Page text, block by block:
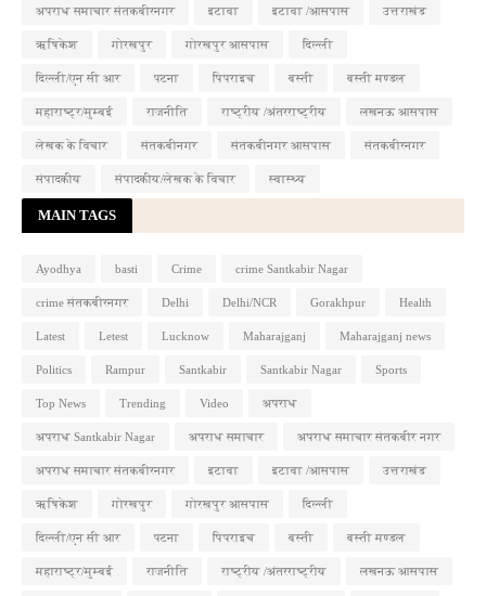
अपराध समाचार संतकबीरनगर इटावा इटावा /आसपास उत्तराखंड
ऋषिकेश गोरखपुर गोरखपुर आसपास दिल्ली
दिल्ली/एन सी आर पटना पिपराइच बस्ती बस्ती मण्डल
महाराष्ट्र/मुम्बई राजनीति राष्ट्रीय /अंतरराष्ट्रीय लखनऊ आसपास
लेखक के विचार संतकबीनगर संतकबीनगर आसपास संतकबीरनगर
संपादकीय संपादकीय/लेखक के विचार स्वास्थ्य
MAIN TAGS
Ayodhya basti Crime crime Santkabir Nagar
crime संतकबीरनगर Delhi Delhi/NCR Gorakhpur Health
Latest Letest Lucknow Maharajganj Maharajganj news
Politics Rampur Santkabir Santkabir Nagar Sports
Top News Trending Video अपराध
अपराध Santkabir Nagar अपराध समाचार अपराध समाचार संतकबीर नगर
अपराध समाचार संतकबीरनगर इटावा इटावा /आसपास उत्तराखंड
ऋषिकेश गोरखपुर गोरखपुर आसपास दिल्ली
दिल्ली/एन सी आर पटना पिपराइच बस्ती बस्ती मण्डल
महाराष्ट्र/मुम्बई राजनीति राष्ट्रीय /अंतरराष्ट्रीय लखनऊ आसपास